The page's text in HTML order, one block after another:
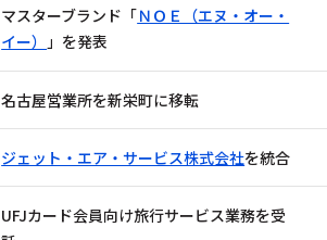
マスターブランド「ＮＯＥ（エヌ・オー・
イー） 」を発表
名古屋営業所を新栄町に移転
ジェット・エア・サービス株式会社を統合
UFJカード会員向け旅行サービス業務を受